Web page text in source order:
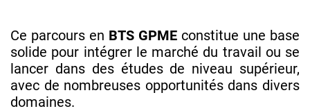
Ce parcours en BTS GPME constitue une base
solide pour intégrer le marché du travail ou se
lancer dans des études de niveau supérieur,
avec de nombreuses opportunités dans divers
domaines.